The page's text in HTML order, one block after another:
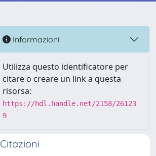
Informazioni
Utilizza questo identificatore per
citare o creare un link a questa
risorsa:
https://hdl.handle.net/2158/26123
9
Citazioni